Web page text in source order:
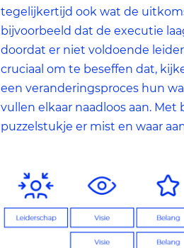
tegelijkertijd ook wat de
bijvoorbeeld dat de executie
doordat er niet voldoende
cruciaal om te beseffen dat,
een veranderingsproces hun
vullen elkaar naadloos aan.
puzzelstukje er mist en waar